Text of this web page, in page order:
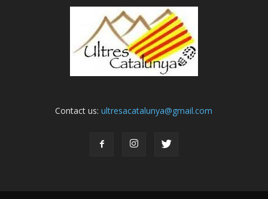
Contact us:ultresacatalunya@gmail.com